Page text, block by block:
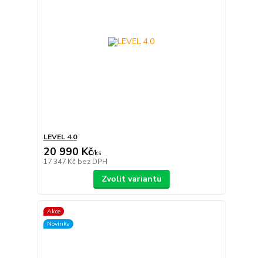
LEVEL 4.0
20 990 Kč/ks
17 347 Kč bez DPH
Zvolit variantu
Akce
Novinka